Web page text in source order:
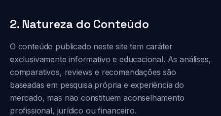
2. Natureza do Conteúdo
O conteúdo publicado neste site tem caráter
exclusivamente informativo e educacional. As análises,
comparativos, reviews e recomendações são
baseadas em pesquisa própria e experiência do
mercado, mas não constituem aconselhamento
profissional, jurídico ou financeiro.